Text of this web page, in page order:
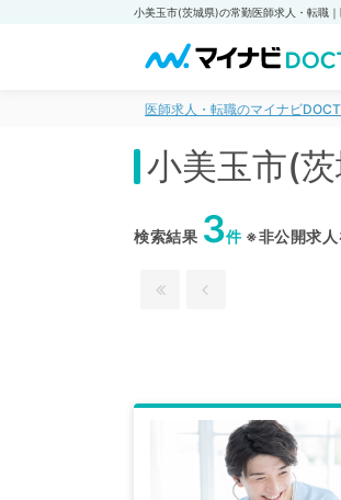
医師求人・転職のマイナビ
小美玉市(
検索結果 3件※非公開求人